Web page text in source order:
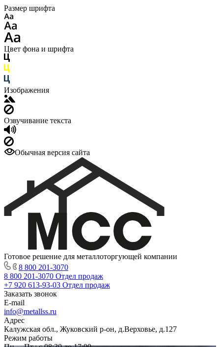
Размер шрифта
Цвет фона и шрифта
Изображения
Озвучивание текста
Обычная версия сайта
Готовое решение для металлоторгующей компании
8 800 201-3070
8 800 201-3070 Отдел продаж
+7 920 613-93-03 Отдел продаж
Заказать звонок
E-mail
info@metallss.ru
Адрес
Калужская обл., Жуковский р-он, д.Верховье, д.127
Режим работы